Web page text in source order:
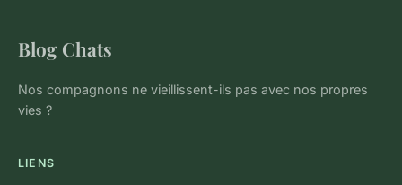
Blog Chats
Nos compagnons ne vieillissent-ils pas avec nos propres
vies ?
LIENS